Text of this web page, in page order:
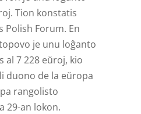
Tion konstatis
Polish Forum. En
je unu loĝanto
al 7 228 eŭroj, kio
duono de la eŭropa
rangolisto
29-an lokon.